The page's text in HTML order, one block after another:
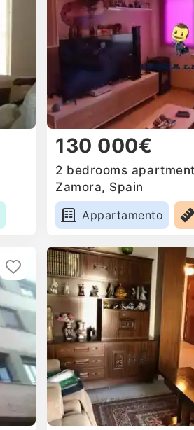
130 000€
2 bedrooms
Zamora, Spain
Appartamento